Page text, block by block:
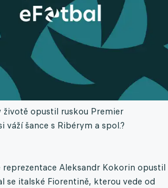
opustil ruskou Premier
váží šance s Ribérym a spol.?
Aleksandr Kokorin opustil
se italské Fiorentině, kterou vede od